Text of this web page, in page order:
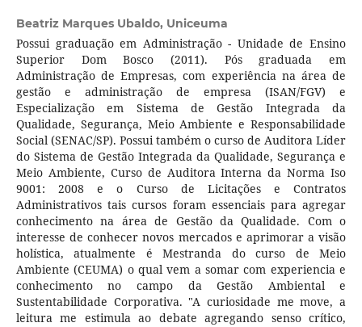
Beatriz Marques Ubaldo, Uniceuma
Possui graduação em Administração - Unidade de Ensino
Superior Dom Bosco (2011). Pós graduada em
Administração de Empresas, com experiência na área de
gestão e administração de empresa (ISAN/FGV) e
Especialização em Sistema de Gestão Integrada da
Qualidade, Segurança, Meio Ambiente e Responsabilidade
Social (SENAC/SP). Possui também o curso de Auditora Líder
do Sistema de Gestão Integrada da Qualidade, Segurança e
Meio Ambiente, Curso de Auditora Interna da Norma Iso
9001: 2008 e o Curso de Licitações e Contratos
Administrativos tais cursos foram essenciais para agregar
conhecimento na área de Gestão da Qualidade. Com o
interesse de conhecer novos mercados e aprimorar a visão
holística, atualmente é Mestranda do curso de Meio
Ambiente (CEUMA) o qual vem a somar com experiencia e
conhecimento no campo da Gestão Ambiental e
Sustentabilidade Corporativa. "A curiosidade me move, a
leitura me estimula ao debate agregando senso crítico,